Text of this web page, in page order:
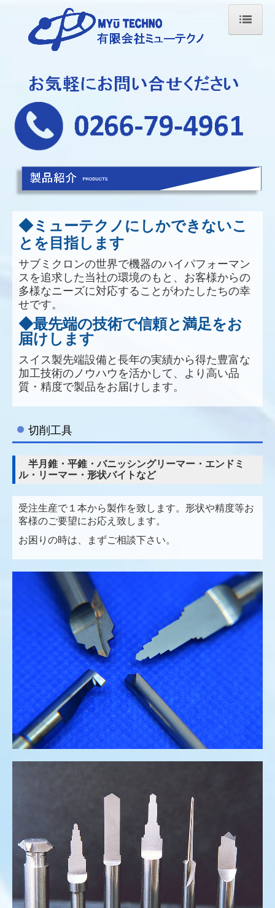
ホーム
製品紹介
設備紹介
品質へのこだわり
会社案内
お問合せ
◆ミューテクノにしかできないこ
とを目指します
サブミクロンの世界で機器のハイパフォーマン
スを追求した当社の環境のもと、お客様からの
多様なニーズに対応することがわたしたちの幸
せです。
◆最先端の技術で信頼と満足をお
届けします
スイス製先端設備と長年の実績から得た豊富な
加工技術のノウハウを活かして、より高い品
質・精度で製品をお届けします。
切削工具
半月錐・平錐・バニッシングリーマー・エンドミ
ル・リーマー・形状バイトなど
受注生産で１本から製作を致します。形状や精度等お
客様のご要望にお応え致します。
お困りの時は、まずご相談下さい。